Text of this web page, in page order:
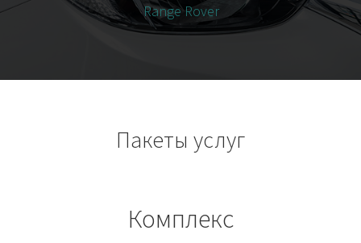
Range Rover
Пакеты услуг
Комплекс